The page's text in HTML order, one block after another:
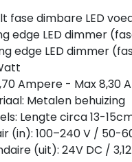
fase dimbare LED
edge LED dimmer
edge LED dimmer
Ampere - Max 8,30
Metalen behuizing
Lengte circa 13-
(in): 100–240 V / 50-
(uit): 24V DC /
LED
LED